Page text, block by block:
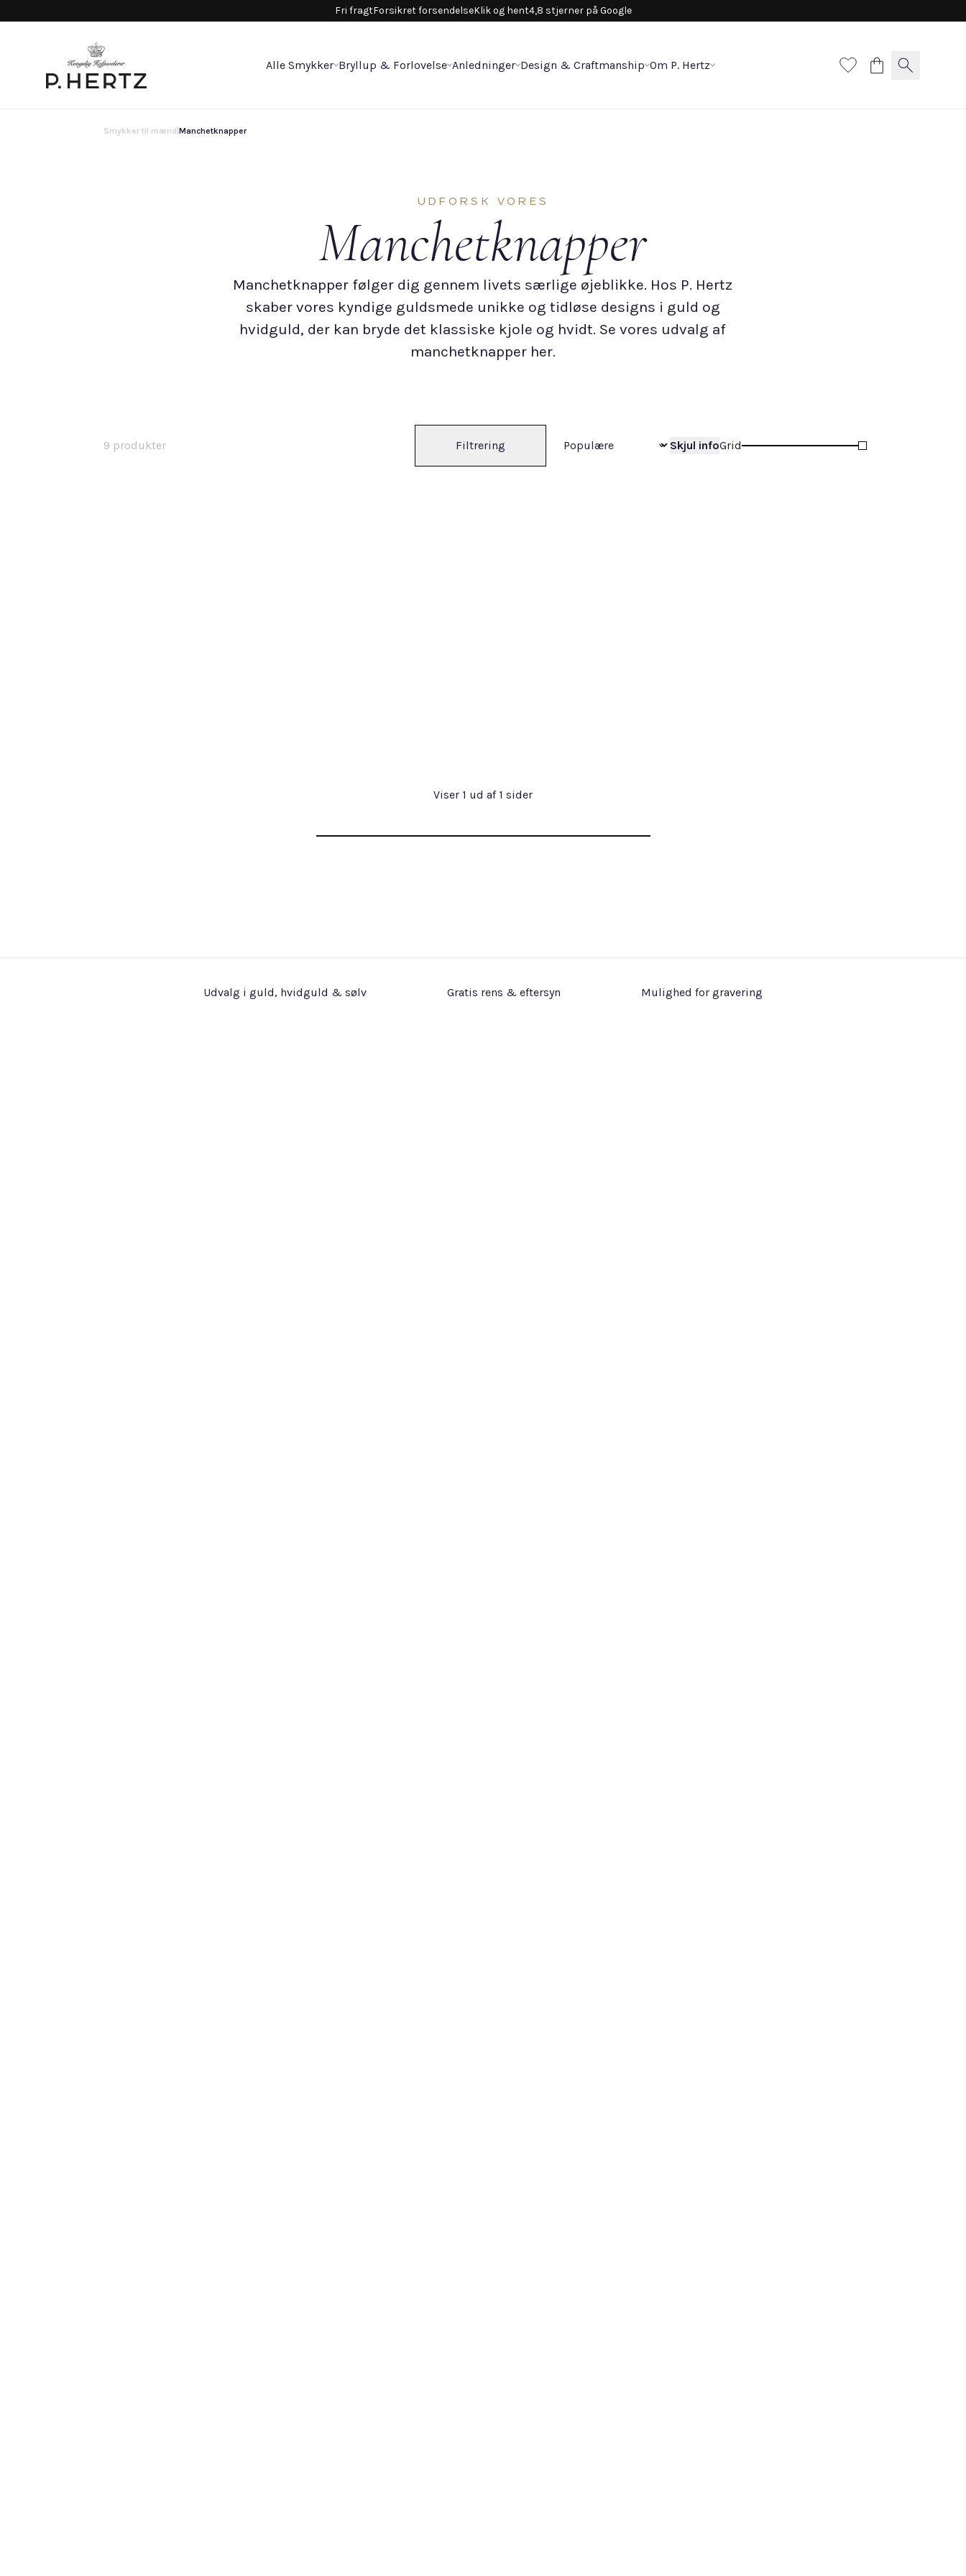
Fri fragtForsikret forsendelseKlik og hent4,8 stjerner på Google
Alle Smykker Bryllup & Forlovelse Anledninger Design & Craftmanship Om P. Hertz
Smykker til mænd Manchetknapper
UDFORSK VORES
Manchetknapper
Manchetknapper følger dig gennem livets særlige øjeblikke. Hos P. Hertz
skaber vores kyndige guldsmede unikke og tidløse designs i guld og
hvidguld, der kan bryde det klassiske kjole og hvidt. Se vores udvalg af
manchetknapper her.
9 produkter Filtrering Skjul infoGrid
Viser 1 ud af 1 sider
Udvalg i guld, hvidguld & sølv Gratis rens & eftersyn Mulighed for gravering